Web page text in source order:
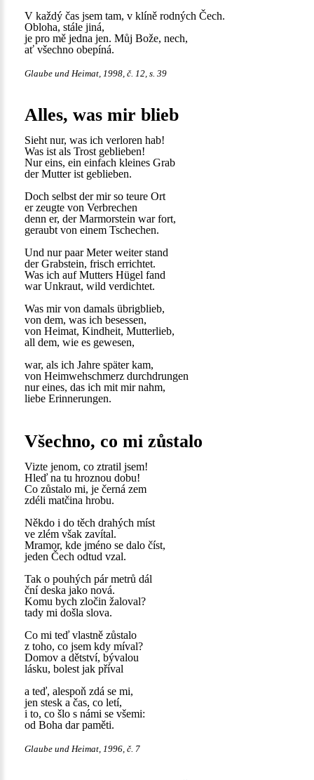
V každý čas jsem tam, v klíně rodných Čech.
Obloha, stále jiná,
je pro mě jedna jen. Můj Bože, nech,
ať všechno obepíná.
Glaube und Heimat, 1998, č. 12, s. 39
Alles, was mir blieb
Sieht nur, was ich verloren hab!
Was ist als Trost geblieben!
Nur eins, ein einfach kleines Grab
der Mutter ist geblieben.
Doch selbst der mir so teure Ort
er zeugte von Verbrechen
denn er, der Marmorstein war fort,
geraubt von einem Tschechen.
Und nur paar Meter weiter stand
der Grabstein, frisch errichtet.
Was ich auf Mutters Hügel fand
war Unkraut, wild verdichtet.
Was mir von damals übrigblieb,
von dem, was ich besessen,
von Heimat, Kindheit, Mutterlieb,
all dem, wie es gewesen,
war, als ich Jahre später kam,
von Heimwehschmerz durchdrungen
nur eines, das ich mit mir nahm,
liebe Erinnerungen.
Všechno, co mi zůstalo
Vizte jenom, co ztratil jsem!
Hleď na tu hroznou dobu!
Co zůstalo mi, je černá zem
zdéli matčina hrobu.
Někdo i do těch drahých míst
ve zlém však zavítal.
Mramor, kde jméno se dalo číst,
jeden Čech odtud vzal.
Tak o pouhých pár metrů dál
ční deska jako nová.
Komu bych zločin žaloval?
tady mi došla slova.
Co mi teď vlastně zůstalo
z toho, co jsem kdy míval?
Domov a dětství, bývalou
lásku, bolest jak příval
a teď, alespoň zdá se mi,
jen stesk a čas, co letí,
i to, co šlo s námi se všemi:
od Boha dar paměti.
Glaube und Heimat, 1996, č. 7